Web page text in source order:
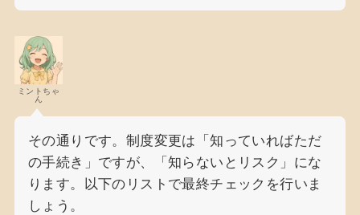
ミントちゃ
ん
その通りです。制度変更は「知っていればただ
の手続き」ですが、「知らないとリスク」にな
ります。以下のリストで最終チェックを行いま
しょう。